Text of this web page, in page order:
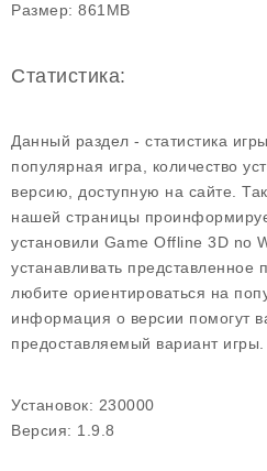
Размер: 861MB
Статистика:
Данный раздел - статистика
популярная игра, количество
версию, доступную на сайте.
нашей страницы
установили Game Offline 3D no
устанавливать представленное
любите ориентироваться на
информация о версии помогут
предоставляемый вариант игры.
Установок: 230000
Версия: 1.9.8